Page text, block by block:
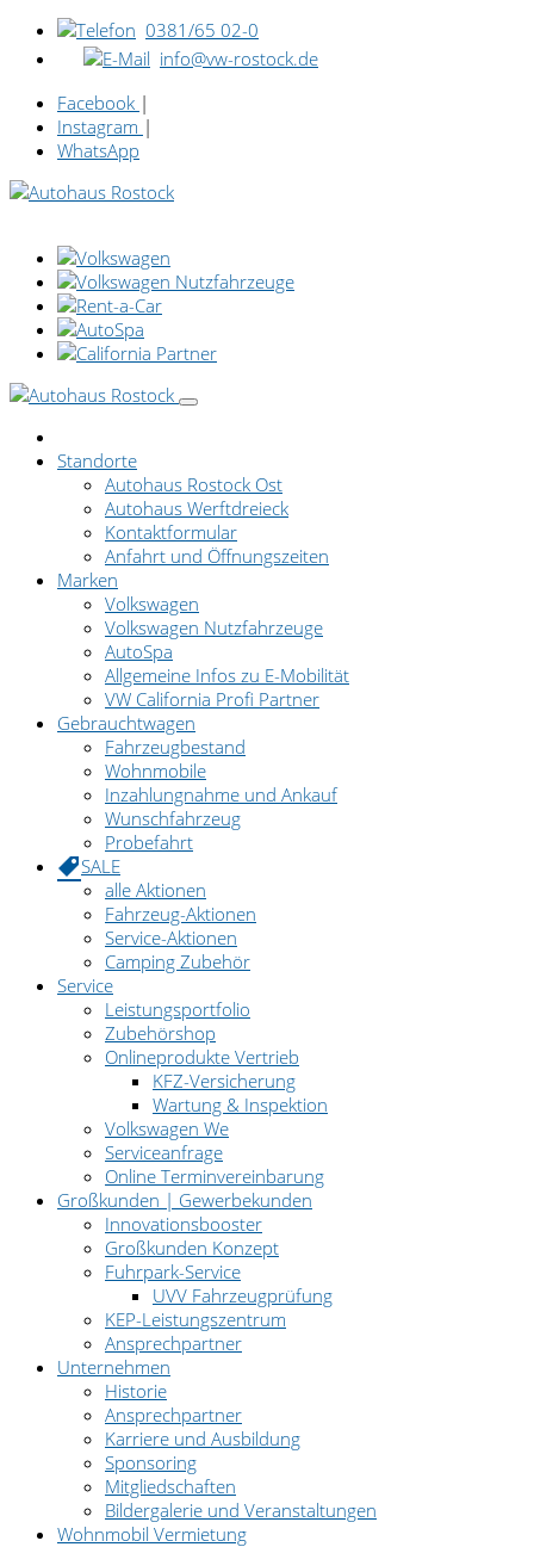
0381/65 02-0
info@vw-rostock.de
Facebook |
Instagram |
WhatsApp
Standorte
Autohaus Rostock Ost
Autohaus Werftdreieck
Kontaktformular
Anfahrt und Öffnungszeiten
Marken
Volkswagen
Volkswagen Nutzfahrzeuge
AutoSpa
Allgemeine Infos zu E-Mobilität
VW California Profi Partner
Gebrauchtwagen
Fahrzeugbestand
Wohnmobile
Inzahlungnahme und Ankauf
Wunschfahrzeug
Probefahrt
SALE
alle Aktionen
Fahrzeug-Aktionen
Service-Aktionen
Camping Zubehör
Service
Leistungsportfolio
Zubehörshop
Onlineprodukte Vertrieb
KFZ-Versicherung
Wartung & Inspektion
Volkswagen We
Serviceanfrage
Online Terminvereinbarung
Großkunden | Gewerbekunden
Innovationsbooster
Großkunden Konzept
Fuhrpark-Service
UVV Fahrzeugprüfung
KEP-Leistungszentrum
Ansprechpartner
Unternehmen
Historie
Ansprechpartner
Karriere und Ausbildung
Sponsoring
Mitgliedschaften
Bildergalerie und Veranstaltungen
Wohnmobil Vermietung